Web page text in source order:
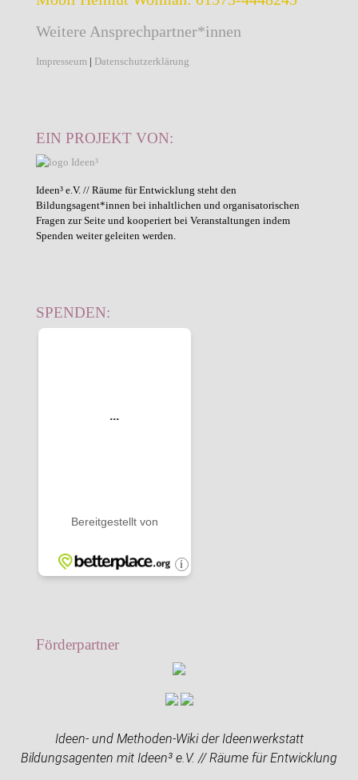
Weitere Ansprechpartner*innen
Impresseum | Datenschutzerklärung
EIN PROJEKT VON:
Ideen³ e.V. // Räume für Entwicklung steht den
Bildungsagent*innen bei inhaltlichen und organisatorischen
Fragen zur Seite und kooperiert bei Veranstaltungen indem
Spenden weiter geleiten werden.
SPENDEN:
Förderpartner
Ideen- und Methoden-Wiki der Ideenwerkstatt
Bildungsagenten mit Ideen³ e.V. // Räume für Entwicklung